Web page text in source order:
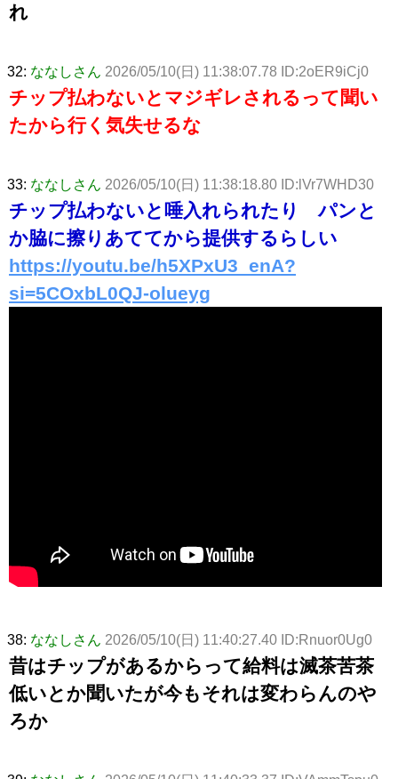
れ
32: ななしさん 2026/05/10(日) 11:38:07.78 ID:2oER9iCj0
チップ払わないとマジギレされるって聞い
たから行く気失せるな
33: ななしさん 2026/05/10(日) 11:38:18.80 ID:lVr7WHD30
チップ払わないと唾入れられたり パンと
か脇に擦りあててから提供するらしい
https://youtu.be/h5XPxU3_enA?
si=5COxbL0QJ-olueyg
38: ななしさん 2026/05/10(日) 11:40:27.40 ID:Rnuor0Ug0
昔はチップがあるからって給料は滅茶苦茶
低いとか聞いたが今もそれは変わらんのや
ろか